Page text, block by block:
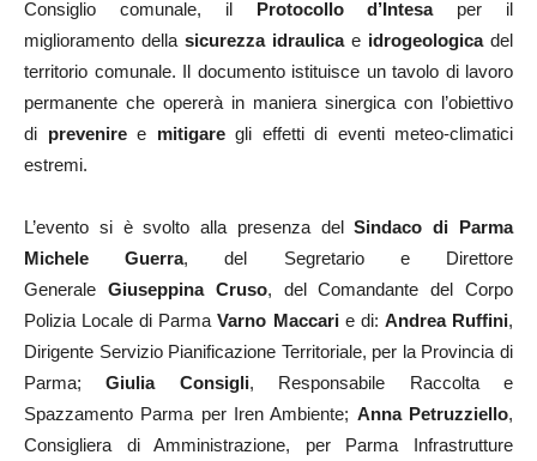
Consiglio comunale, il Protocollo d’Intesaper il
miglioramento della sicurezza idraulicae idrogeologicadel
territorio comunale. Il documento istituisce un tavolo di lavoro
permanente che opererà in maniera sinergica con l’obiettivo
di preveniree mitigaregli effetti di eventi meteo-climatici
estremi.
L’evento si è svolto alla presenza delSindaco di Parma
Michele Guerra, del Segretario e Direttore
Generale Giuseppina Cruso, del Comandante del Corpo
Polizia Locale di ParmaVarno Maccarie di: Andrea Ruffini,
Dirigente Servizio Pianificazione Territoriale, per la Provincia di
Parma;Giulia Consigli, Responsabile Raccolta e
Spazzamento Parma per Iren Ambiente; Anna Petruzziello,
Consigliera di Amministrazione, per Parma Infrastrutture